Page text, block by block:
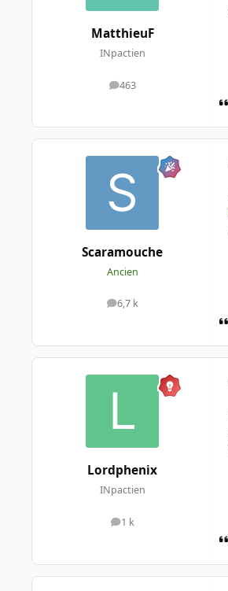
MatthieuF
INpactien
463
messages
Scaramouche
Ancien
6,7 k
messages
Lordphenix
INpactien
1 k
messages